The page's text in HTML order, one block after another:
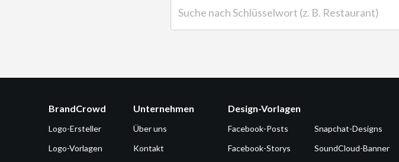
BrandCrowd
Logo-Ersteller
Logo-Vorlagen
Unternehmen
Über uns
Kontakt
Design-Vorlagen
Facebook-Posts
Facebook-Storys
Snapchat-Designs
SoundCloud-Banner